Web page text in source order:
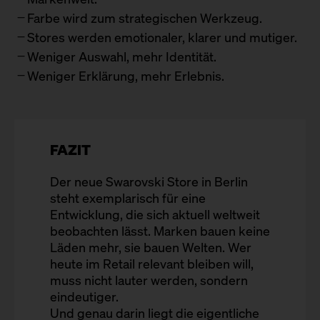
Farbe wird zum strategischen Werkzeug.
Stores werden emotionaler, klarer und mutiger.
Weniger Auswahl, mehr Identität.
Weniger Erklärung, mehr Erlebnis.
FAZIT
Der neue Swarovski Store in Berlin
steht exemplarisch für eine
Entwicklung, die sich aktuell weltweit
beobachten lässt. Marken bauen keine
Läden mehr, sie bauen Welten. Wer
heute im Retail relevant bleiben will,
muss nicht lauter werden, sondern
eindeutiger.
Und genau darin liegt die eigentliche